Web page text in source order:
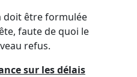
doit être formulée
faute de quoi le
refus.
sur les délais